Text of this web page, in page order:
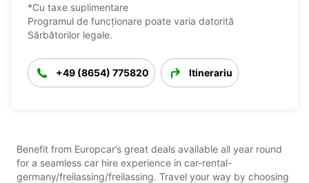
*Cu taxe suplimentare
Programul de funcționare poate varia datorită
Sărbătorilor legale.
+49 (8654) 775820 Itinerariu
Benefit from Europcar’s great deals available all year round
for a seamless car hire experience in car-rental-
germany/freilassing/freilassing. Travel your way by choosing